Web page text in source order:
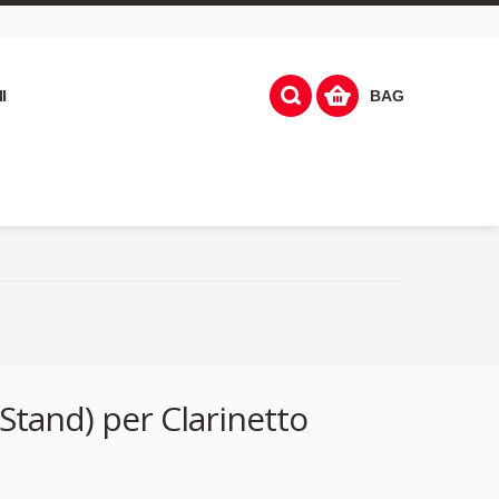
BAG
per Clarinetto